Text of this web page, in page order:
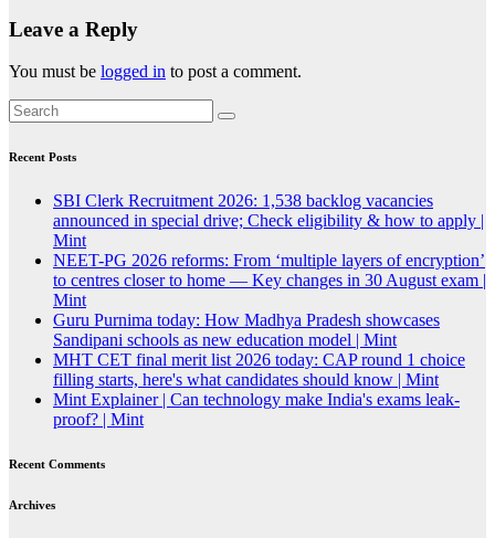
Leave a Reply
You must be logged in to post a comment.
Recent Posts
SBI Clerk Recruitment 2026: 1,538 backlog vacancies
announced in special drive; Check eligibility & how to apply |
Mint
NEET-PG 2026 reforms: From ‘multiple layers of encryption’
to centres closer to home — Key changes in 30 August exam |
Mint
Guru Purnima today: How Madhya Pradesh showcases
Sandipani schools as new education model | Mint
MHT CET final merit list 2026 today: CAP round 1 choice
filling starts, here's what candidates should know | Mint
Mint Explainer | Can technology make India's exams leak-
proof? | Mint
Recent Comments
Archives